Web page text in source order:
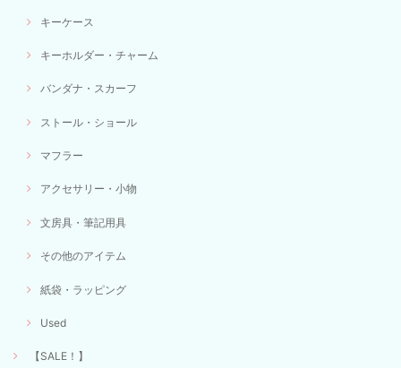
キーケース
キーホルダー・チャーム
バンダナ・スカーフ
ストール・ショール
マフラー
アクセサリー・小物
文房具・筆記用具
その他のアイテム
紙袋・ラッピング
Used
【SALE！】